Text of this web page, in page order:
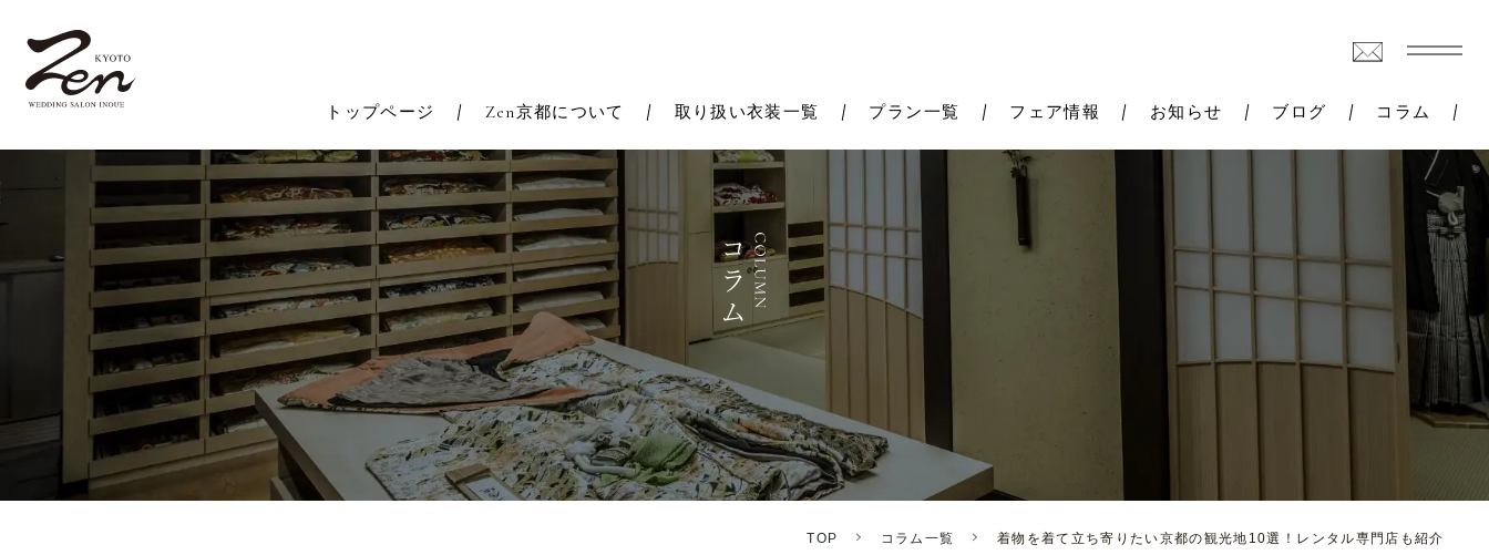
トップページ Zen京都について 取り扱い衣装一覧 プラン一覧 フェア情報 お知らせ ブログ コラム
TOP コラム一覧 着物を着て立ち寄りたい京都の観光地10選！レンタル専門店も紹介